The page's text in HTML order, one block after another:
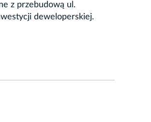
z przebudową ul.
deweloperskiej.